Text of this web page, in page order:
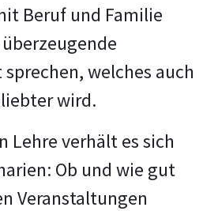
Beruf und Familie
welches auch
wird.
Lehre verhält es sich
Ob und wie gut
Veranstaltungen